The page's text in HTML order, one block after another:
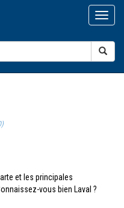
et les principales
vous bien Laval ?